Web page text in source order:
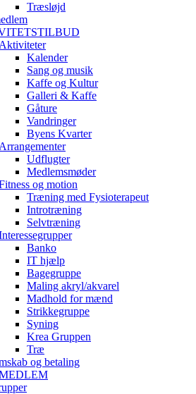
Træsløjd
Aktiviteter
Kalender
Sang og musik
Kaffe og Kultur
Galleri & Kaffe
Gåture
Vandringer
Byens Kvarter
Arrangementer
Udflugter
Medlemsmøder
og motion
Træning med Fysioterapeut
Introtræning
Selvtræning
Banko
IT hjælp
Bagegruppe
Maling akryl/akvarel
Madhold for mænd
Strikkegruppe
Syning
Krea Gruppen
Træ
og betaling